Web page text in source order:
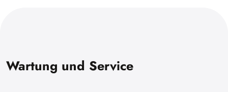
Wartung und Service